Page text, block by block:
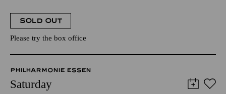
SOLD OUT
Please try the box office
PHILHARMONIE ESSEN
Saturday